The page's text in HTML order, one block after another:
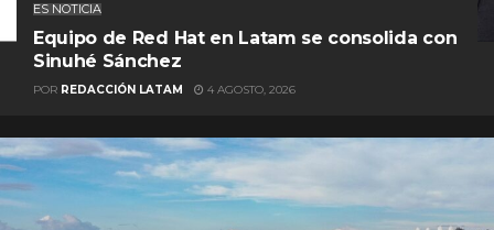
ES NOTICIA
Equipo de Red Hat en Latam se consolida con
Sinuhé Sánchez
POR REDACCIÓN LATAM 4 AGOSTO, 2026